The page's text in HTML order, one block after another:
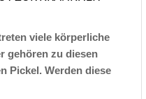
viele körperliche
gehören zu diesen
Pickel. Werden diese